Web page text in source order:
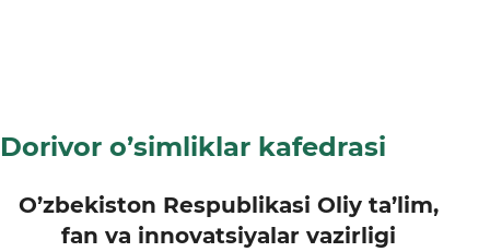
Dorivor o’simliklar kafedrasi
O’zbekiston Respublikasi Oliy ta’lim,
fan va innovatsiyalar vazirligi